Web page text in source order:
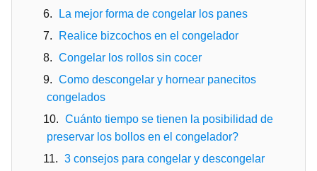
La mejor forma de congelar los panes
Realice bizcochos en el congelador
Congelar los rollos sin cocer
Como descongelar y hornear panecitos
congelados
Cuánto tiempo se tienen la posibilidad de
preservar los bollos en el congelador?
3 consejos para congelar y descongelar